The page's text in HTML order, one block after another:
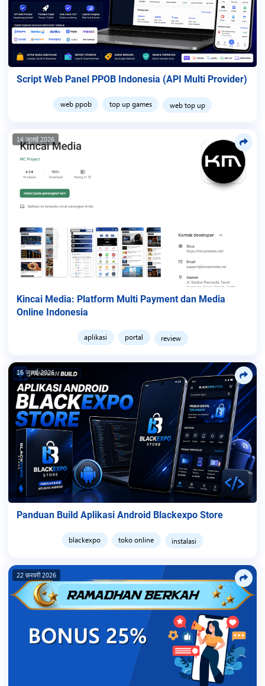
Script Web Panel PPOB Indonesia (API Multi Provider)
web ppob top up games web top up
14 जुलाई 2026
Kincai Media: Platform Multi Payment dan Media
Online Indonesia
aplikasi portal review
16 जुलाई 2026
Panduan Build Aplikasi Android Blackexpo Store
blackexpo toko online instalasi
22 फ़रवरी 2026